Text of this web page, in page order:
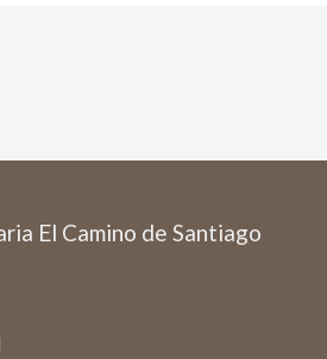
El Camino de Santiago